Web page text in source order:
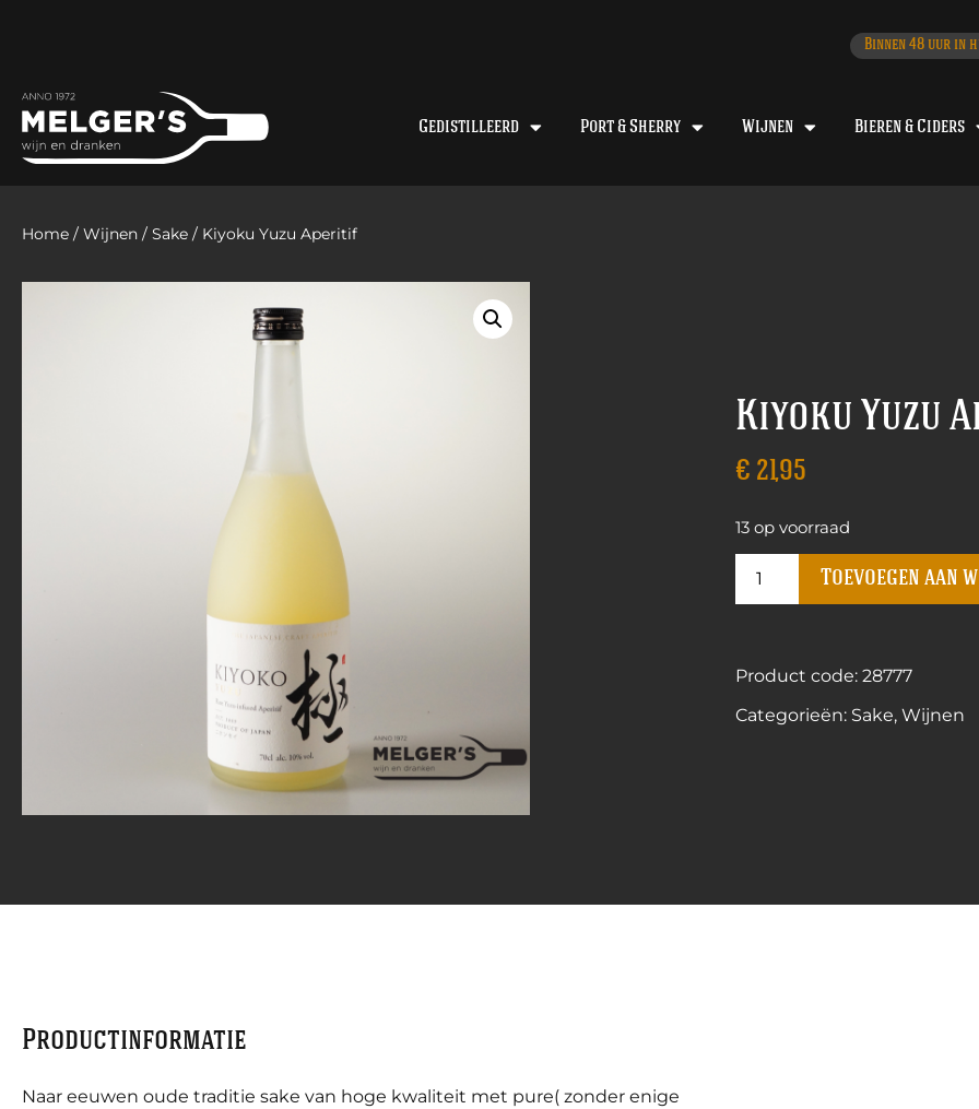
Binnen 48 uur in
Gedistilleerd Port & Sherry Wijnen Bieren & Ciders
Home / Wijnen / Sake / Kiyoku Yuzu Aperitif
Kiyoku Yuzu
€ 21,95
13 op voorraad
Toevoegen aan
Product code: 28777
Categorieën: Sake,Wijnen
Productinformatie
Naar eeuwen oude traditie sake van hoge kwaliteit met pure( zonder enige